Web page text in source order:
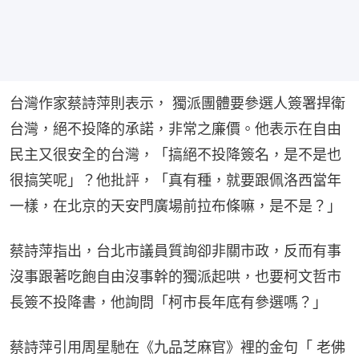
台灣作家蔡詩萍則表示， 獨派團體要參選人簽署捍衛
台灣，絕不投降的承諾，非常之廉價。他表示在自由
民主又很安全的台灣，「搞絕不投降簽名，是不是也
很搞笑呢」？他批評，「真有種，就要跟佩洛西當年
一樣，在北京的天安門廣場前拉布條嘛，是不是？」
蔡詩萍指出，台北市議員質詢卻非關市政，反而有事
沒事跟著吃飽自由沒事幹的獨派起哄，也要柯文哲市
長簽不投降書，他詢問「柯市長年底有參選嗎？」
蔡詩萍引用周星馳在《九品芝麻官》裡的金句「 老佛